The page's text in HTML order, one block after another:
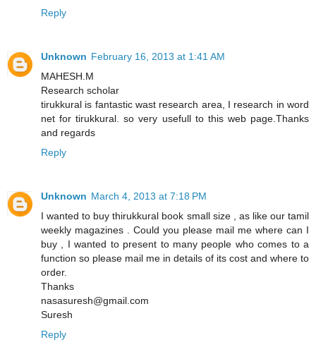
Reply
Unknown February 16, 2013 at 1:41 AM
MAHESH.M
Research scholar
tirukkural is fantastic wast research area, I research in word
net for tirukkural. so very usefull to this web page.Thanks
and regards
Reply
Unknown March 4, 2013 at 7:18 PM
I wanted to buy thirukkural book small size , as like our tamil
weekly magazines . Could you please mail me where can I
buy , I wanted to present to many people who comes to a
function so please mail me in details of its cost and where to
order.
Thanks
nasasuresh@gmail.com
Suresh
Reply